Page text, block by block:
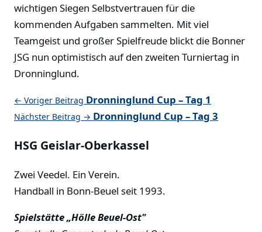
wichtigen Siegen Selbstvertrauen für die
kommenden Aufgaben sammelten. Mit viel
Teamgeist und großer Spielfreude blickt die Bonner
JSG nun optimistisch auf den zweiten Turniertag in
Dronninglund.
← Voriger Beitrag Dronninglund Cup – Tag 1
Nächster Beitrag → Dronninglund Cup – Tag 3
HSG Geislar-Oberkassel
Zwei Veedel. Ein Verein.
Handball in Bonn-Beuel seit 1993.
Spielstätte „Hölle Beuel-Ost"